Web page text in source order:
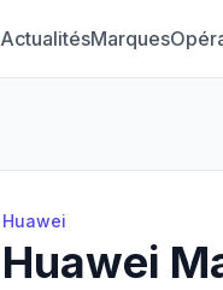
ActualitésMarques
Huawei
Huawei